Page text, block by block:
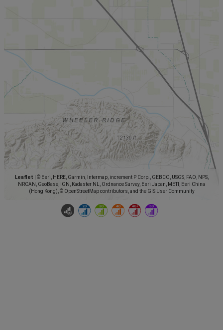
Leaflet
© Esri, HERE, Garmin, Intermap, increment P Corp., GEBCO, USGS, FAO, NPS,
NRCAN, GeoBase, IGN, Kadaster NL, Ordnance Survey, Esri Japan, METI, Esri China
(Hong Kong), © OpenStreetMap contributors, and the GIS User Community